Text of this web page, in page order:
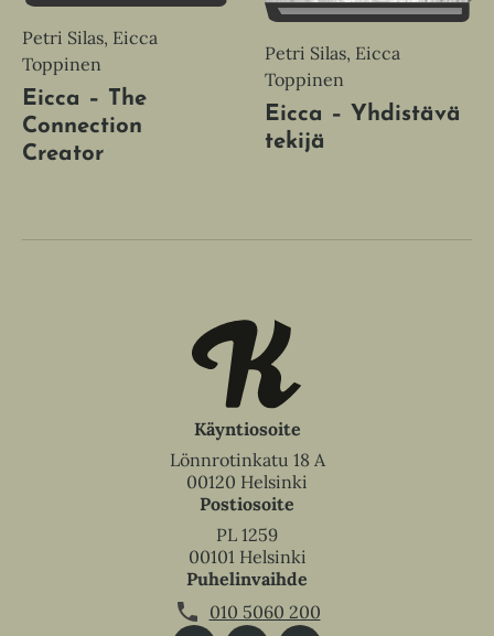
Petri Silas, Eicca
Toppinen
Eicca – The
Connection
Creator
Petri Silas, Eicca
Toppinen
Eicca – Yhdistävä
tekijä
Käyntiosoite
Lönnrotinkatu 18 A
00120 Helsinki
Postiosoite
PL 1259
00101 Helsinki
Puhelinvaihde
010 5060 200